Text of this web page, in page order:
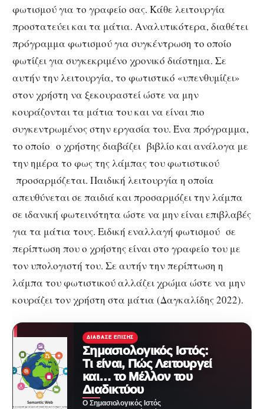
φωτισμού για το γραφείο σας. Κάθε λειτουργία
προστατεύει και τα μάτια. Αναλυτικότερα, διαθέτει
πρόγραμμα φωτισμού για συγκέντρωση το οποίο
φωτίζει για συγκεκριμένο χρονικό διάστημα. Σε
αυτήν την λειτουργία, το φωτιστικό «υπενθυμίζει»
στον χρήστη να ξεκουραστεί ώστε να μην
κουράζονται τα μάτια του και να είναι πιο
συγκεντρωμένος στην εργασία του. Ένα πρόγραμμα,
το οποίο ο χρήστης διαβάζει βιβλίο και ανάλογα με
την ημέρα το φως της λάμπας του φωτιστικού
προσαρμόζεται. Παιδική λειτουργία η οποία
απευθύνεται σε παιδιά και προσαρμόζει την λάμπα
σε ιδανική φωτεινότητα ώστε να μην είναι επιβλαβές
για τα μάτια τους. Ειδική εναλλαγή φωτισμού σε
περίπτωση που ο χρήστης είναι στο γραφείο του με
τον υπολογιστή του. Σε αυτήν την περίπτωση η
λάμπα του φωτιστικού αλλάζει χρώμα ώστε να μην
κουράζει τον χρήστη στα μάτια (Δαγκαλίδης 2022).
ΔΙΆΒΑΣΕ ΕΠΊΣΗΣ
Σημασιολογικός Ιστός:
Τι είναι, Πώς Λειτουργεί
και… το Μέλλον του
Διαδικτύου
Ο Σημασιολογικός Ιστός